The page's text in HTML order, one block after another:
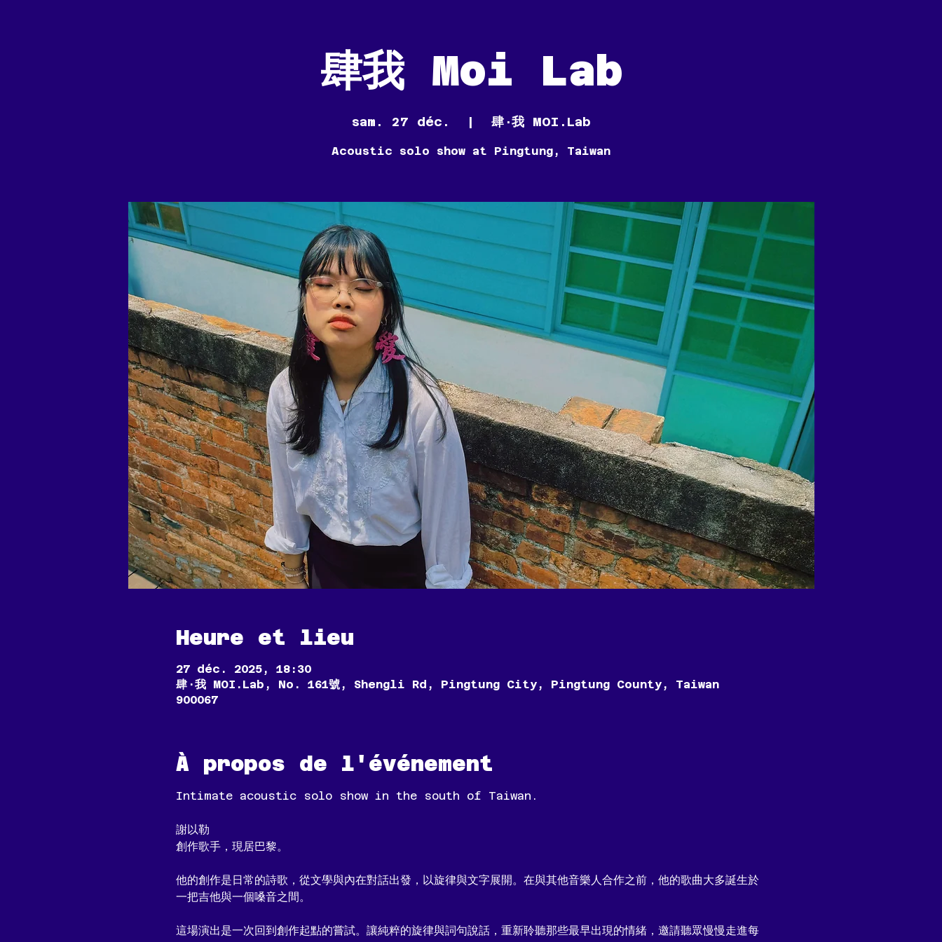
肆我 Moi Lab
sam. 27 déc.
  |
肆·我 MOI.Lab
Acoustic solo show at Pingtung, Taiwan
Heure et lieu
27 déc. 2025, 18:30
肆·我 MOI.Lab, No. 161號, Shengli Rd, Pingtung City, Pingtung County, Taiwan
900067
À propos de l'événement
Intimate acoustic solo show in the south of Taiwan.
謝以勒
創作歌手，現居巴黎。
他的創作是日常的詩歌，從文學與內在對話出發，以旋律與文字展開。在與其他音樂人合作之前，他的歌曲大多誕生於
一把吉他與一個嗓音之間。
這場演出是一次回到創作起點的嘗試。讓純粹的旋律與詞句說話，重新聆聽那些最早出現的情緒，邀請聽眾慢慢走進每